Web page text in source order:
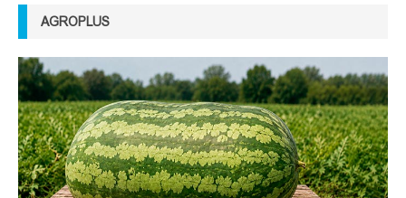
AGROPLUS